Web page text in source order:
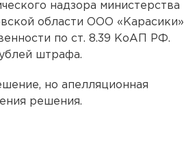
надзора министерства
области ООО «Карасики»
по ст. 8.39 КоАП РФ.
штрафа.
но апелляционная
решения.